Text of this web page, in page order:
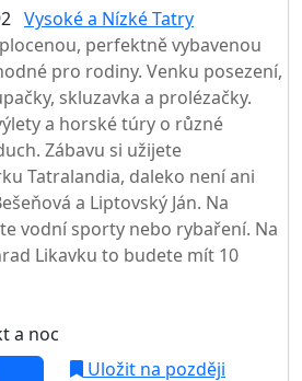
Vysoké a Nízké Tatry
perfektně vybavenou
pro rodiny. Venku posezení,
skluzavka a prolézačky.
a horské túry o různé
Zábavu si užijete
Tatralandia, daleko není ani
a Liptovský Ján. Na
vodní sporty nebo rybaření. Na
Likavku to budete mít 10
a noc
Uložit na později